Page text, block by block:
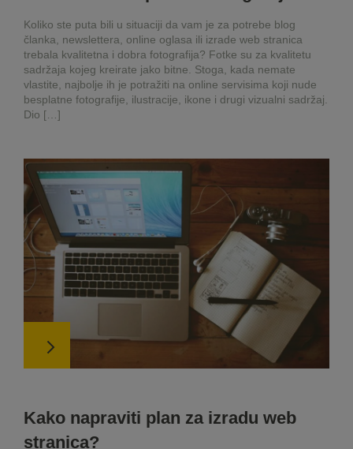
Koliko ste puta bili u situaciji da vam je za potrebe blog
članka, newslettera, online oglasa ili izrade web stranica
trebala kvalitetna i dobra fotografija? Fotke su za kvalitetu
sadržaja kojeg kreirate jako bitne. Stoga, kada nemate
vlastite, najbolje ih je potražiti na online servisima koji nude
besplatne fotografije, ilustracije, ikone i drugi vizualni sadržaj.
Dio […]
Kako napraviti plan za izradu web
stranica?